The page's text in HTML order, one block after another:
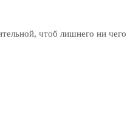
чтоб лишнего ни чего